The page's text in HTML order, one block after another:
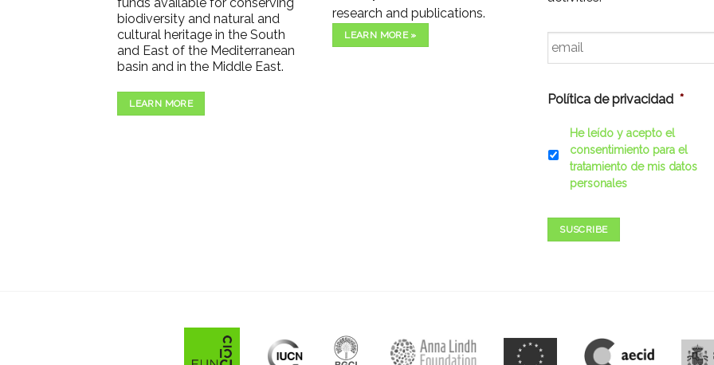
biodiversity and natural and
cultural heritage in the South
and East of the Mediterranean
basin and in the Middle East.
LEARN MORE
research and publications.
LEARN MORE » Email *
Política de privacidad *
He leído y acepto el
consentimiento para el
tratamiento de mis datos
personales
SUSCRIBE